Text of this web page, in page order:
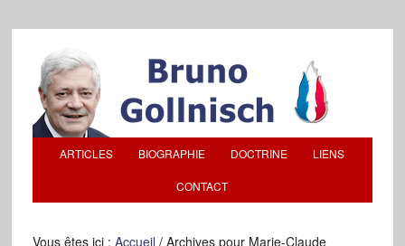
ARTICLES BIOGRAPHIE DOCTRINE LIENS
CONTACT
Vous êtes ici : Accueil /Archives pour Marie-Claude